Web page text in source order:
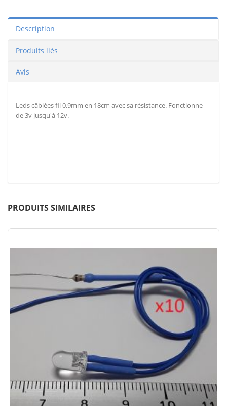
Description
Produits liés
Avis
Leds câblées fil 0.9mm en 18cm avec sa résistance. Fonctionne
de 3v jusqu'à 12v.
PRODUITS SIMILAIRES